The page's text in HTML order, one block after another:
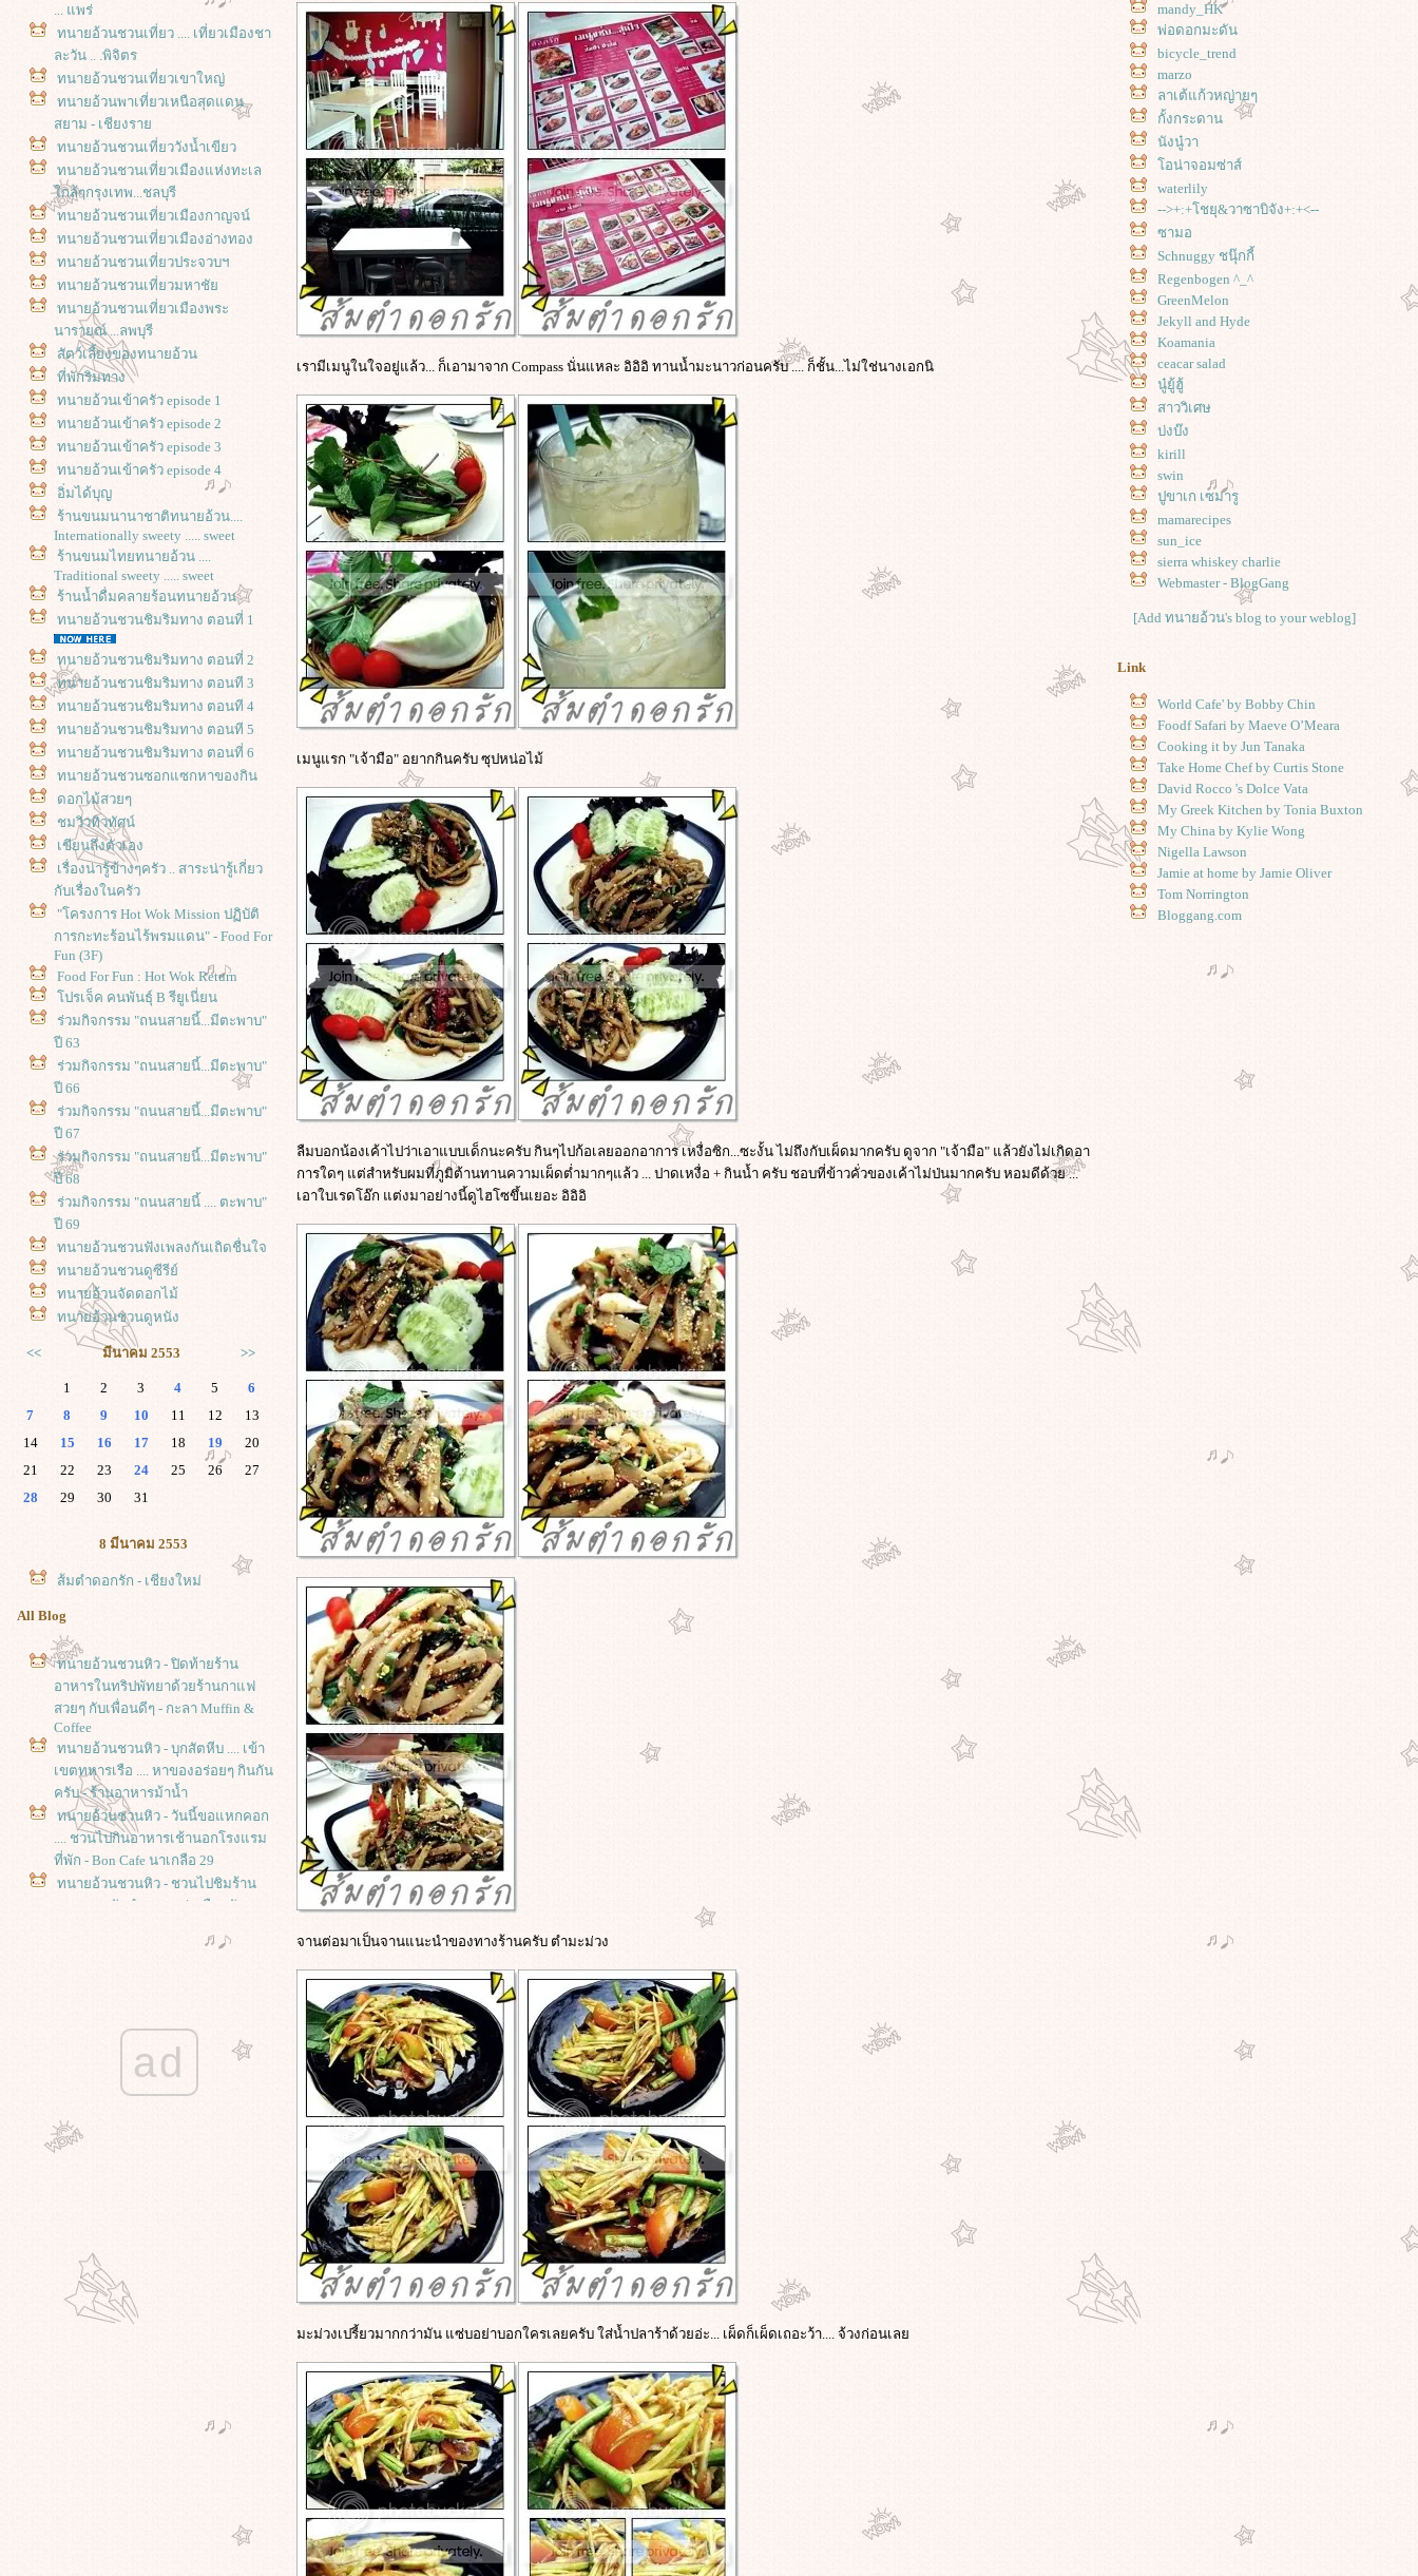
... แพร่
ทนายอ้วนชวนเที่ยว .... เที่ยวเมืองชา
ละวัน .. .พิจิตร
ทนายอ้วนชวนเที่ยวเขาใหญ่
ทนายอ้วนพาเที่ยวเหนือสุดแดน
สยาม - เชียงรา
ทนายอ้วนชวนเที่ยววังน้ำเขียว
ทนายอ้วนชวนเที่ยวเมืองแห่งทะเล
กล้ๆกรุงเทพ...ชลบุรี
ทนายอ้วนชวนเที่ยวเมืองกาญจน์
ทนายอ้วนชวนเที่ยวเมืองอ่างทอง
ทนายอ้วนชวนเที่ยวประจวบฯ
ทนายอ้วนชวนเที่ยวมหาชั
ทนายอ้วนชวนเที่ยวเมืองพระ
นารายณ์ ...ลพบุรี
สัตว์เลี้ยงของทนายอ้วน
ที่พักริมทาง
ทนายอ้วนเข้าครัว episode 1
ทนายอ้วนเข้าครัว episode 2
ทนายอ้วนเข้าครัว episode 3
ทนายอ้วนเข้าครัว episode 4
อิ่มได้บุญ
ร้านขนมนานาชาติทนายอ้วน....
Internationally sweety ..... sweet
ร้านขนมไทยทนายอ้วน ....
Traditional sweety ..... sweet
ร้านน้ำดื่มคลายร้อนทนายอ้วน
ทนายอ้วนชวนชิมริมทาง ตอนที่ 1
ทนายอ้วนชวนชิมริมทาง ตอนที่ 2
ทนายอ้วนชวนชิมริมทาง ตอนที 3
ทนายอ้วนชวนชิมริมทาง ตอนที 4
ทนายอ้วนชวนชิมริมทาง ตอนที 5
ทนายอ้วนชวนชิมริมทาง ตอนที่ 6
ทนายอ้วนชวนซอกแซกหาของกิน
ดอกไม้สวยๆ
ชมวิวทิวทัศน์
เขียนถึงตัวเอง
เรื่องน่ารู้ข้างๆครัว .. สาระน่ารู้เกี่ยว
กับเรื่องในครัว
"โครงการ Hot Wok Mission ปฏิบัติ
การกะทะร้อนไร้พรมแดน" - Food For
Fun (3F)
Food For Fun : Hot Wok Return
ปรเจ็ค คนพันธุ์ B รียูเนี่ยน
ร่วมกิจกรรม "ถนนสายนี้...มีตะพาบ"
ปี 63
ร่วมกิจกรรม "ถนนสายนี้...มีตะพาบ"
ปี 66
ร่วมกิจกรรม "ถนนสายนี้...มีตะพาบ"
ปี 67
ร่วมกิจกรรม "ถนนสายนี้...มีตะพาบ"
ปี 68
ร่วมกิจกรรม "ถนนสายนี้ .... ตะพาบ"
ปี 69
ทนายอ้วนชวนฟังเพลงกันเถิดชื่นใจ
ทนายอ้วนชวนดูซีรีย์
ทนายอ้วนจัดดอกไม้
ทนายอ้วนชวนดูหนัง
<< มีนาคม 2553 >>
1 2 3 4 5
6
7
8 9 10 11 12
13
14
15 16 17 18 19
20
21
22 23 24 25 26
27
28
29 30 31
8 มีนาคม 2553
ส้มตำดอกรัก - เชียงใหม่
All Blog
ทนายอ้วนชวนหิว - ปิดท้ายร้าน
อาหารในทริปพัทยาด้วยร้านกาแฟ
สวยๆ กับเพื่อนดีๆ - กะลา Muffin &
Coffee
ทนายอ้วนชวนหิว - บุกสัตหีบ .... เข้า
เขตทหารเรือ .... หาของอร่อยๆ กินกัน
ครับ - ร้านอาหารม้าน้ำ
ทนายอ้วนชวนหิว - วันนี้ขอแหกคอก
.... ชวนไปกินอาหารเช้านอกโรงแรม
ที่พัก - Bon Cafe นาเกลือ 29
ทนายอ้วนชวนหิว - ชวนไปชิมร้าน
อาหารระดับตำนานแห่งเมืองพัทยา -
ทนายอ้วนชวนหิว - ตามหาร้านเค้ก
กินของแปลก - ข้าวแห้งเฮียเกียรติ
ตลาดเก่าบางนกแขวก สมุทรสงคราม
ทนายอ้วนชวนหิว - เที่ยวไป ... กินไป -
ข้าวเหนียวมูนแม่นงนุช
ทนายอ้วนชวนหิว - เที่ยวไป ... กินไป
ก่ - แสงไทยซีฟู๊ด สะพานปลาหัวหิน
ทนายอ้วนชวนหิว - เที่ยวไป กินไปที่
หัวหิน - พาไปกินขนมอร่อยๆ - Ob -
Oon Boulangerie - Patisserie
....เพชรบุรี - ลอดช่องน้ำตาลข้น เจ๊
สามชุกใจเย็น ตลาดร้อยปีสามชุก
ad
เรามีเมนูในใจอยู่แล้ว... ก็เอามาจาก Compass นั่นแหละ อิอิอิ ทานน้ำมะนาวก่อนครับ .... ก็ชั้น...ไม่ใช่นางเอกนิ
เมนูแรก "เจ้ามือ" อยากกินครับ ซุปหน่อไม้
ลืมบอกน้องเค้าไปว่าเอาแบบเด็กนะครับ กินๆไปก้อเลยออกอาการ เหงื่อซิก...ซะงั้น ไม่ถึงกับเผ็ดมากครับ ดูจาก "เจ้ามือ" แล้วยังไม่เกิดอา
การใดๆ แต่สำหรับผมที่ภูมิต้านทานความเผ็ดต่ำมากๆแล้ว ... ปาดเหงื่อ + กินน้ำ ครับ ชอบที่ข้าวคั่วของเค้าไม่ป่นมากครับ หอมดีด้วย ...
เอาใบเรดโอ๊ก แต่งมาอย่างนี้ดูไฮโซขึ้นเยอะ อิอิอิ
จานต่อมาเป็นจานแนะนำของทางร้านครับ ตำมะม่วง
มะม่วงเปรี้ยวมากกว่ามัน แซ่บอย่าบอกใครเลยครับ ใส่น้ำปลาร้าด้วยอ่ะ... เผ็ดก็เผ็ดเถอะว้า.... จ้วงก่อนเล
mandy_HK
พ่อดอกมะดัน
bicycle_trend
marzo
ลาเต้แก้วหญ่ายๆ
กั้งกระดาน
นังนู๋วา
อน่าจอมซ่าส์
waterlily
-->+:+โชยุ&วาซาบิจัง+:+<--
ซามอ
Schnuggy ชนุ๊กกี้
Regenbogen ^_^
GreenMelon
Jekyll and Hyde
Koamania
ceacar salad
นู๋ยู้ฮู้
สาววิเศษ
บ่งบ๊ง
kirill
swin
ปูขาเก เซมารู
mamarecipes
sun_ice
sierra whiskey charlie
Webmaster - BlogGang
[Add ทนายอ้วน's blog to your weblog]
Link
World Cafe' by Bobby Chin
Foodf Safari by Maeve O’Meara
Cooking it by Jun Tanaka
Take Home Chef by Curtis Stone
David Rocco 's Dolce Vata
My Greek Kitchen by Tonia Buxton
My China by Kylie Wong
Nigella Lawson
Jamie at home by Jamie Oliver
Tom Norrington
Bloggang.com